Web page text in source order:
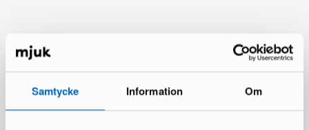
Samtycke Information Om